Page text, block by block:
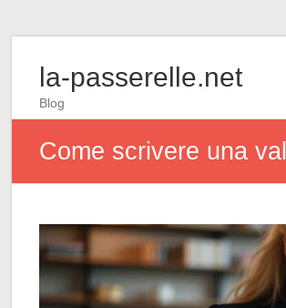
la-passerelle.net
Blog
Come scrivere una